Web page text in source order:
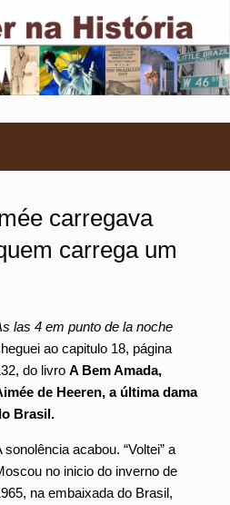
carregava
carrega um
las 4 em punto de la noche
ao capitulo 18, página
do livro A Bem Amada,
de Heeren, a última dama
Brasil.
sonolência acabou. “Voltei” a
no inicio do inverno de
na embaixada do Brasil,